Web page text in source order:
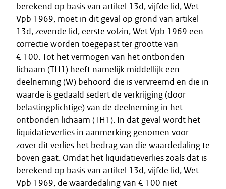
berekend op basis van artikel 13d, vijfde lid, Wet
Vpb 1969, moet in dit geval op grond van artikel
13d, zevende lid, eerste volzin, Wet Vpb 1969 een
correctie worden toegepast ter grootte van
€ 100. Tot het vermogen van het ontbonden
lichaam (TH1) heeft namelijk middellijk een
deelneming (W) behoord die is vervreemd en die in
waarde is gedaald sedert de verkrijging (door
belastingplichtige) van de deelneming in het
ontbonden lichaam (TH1). In dat geval wordt het
liquidatieverlies in aanmerking genomen voor
zover dit verlies het bedrag van die waardedaling te
boven gaat. Omdat het liquidatieverlies zoals dat is
berekend op basis van artikel 13d, vijfde lid, Wet
Vpb 1969, de waardedaling van € 100 niet